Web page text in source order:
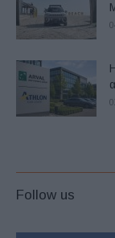
Follow us